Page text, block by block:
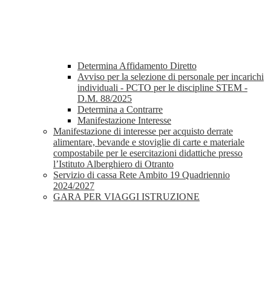
Determina Affidamento Diretto
Avviso per la selezione di personale per incarichi
individuali - PCTO per le discipline STEM -
D.M. 88/2025
Determina a Contrarre
Manifestazione Interesse
Manifestazione di interesse per acquisto derrate
alimentare, bevande e stoviglie di carte e materiale
compostabile per le esercitazioni didattiche presso
l’Istituto Alberghiero di Otranto
Servizio di cassa Rete Ambito 19 Quadriennio
2024/2027
GARA PER VIAGGI ISTRUZIONE